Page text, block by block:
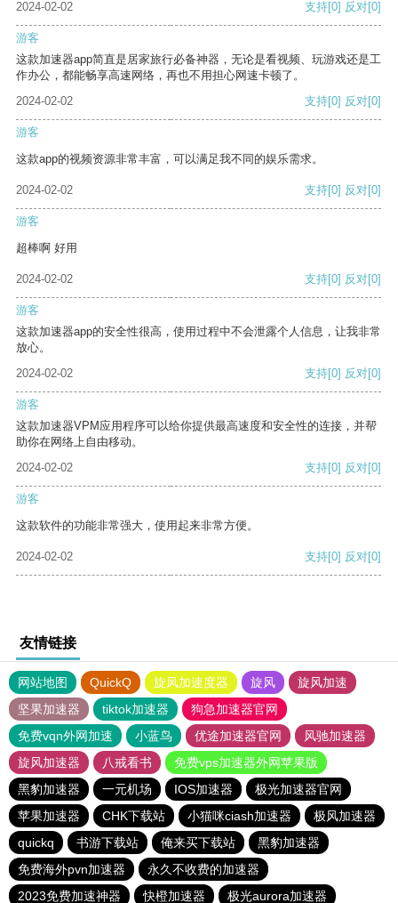
2024-02-02 支持[0] 反对[0]
游客
这款加速器app简直是居家旅行必备神器，无论是看视频、玩游戏还是工
作办公，都能畅享高速网络，再也不用担心网速卡顿了。
2024-02-02
支持[0] 反对[0]
游客
这款app的视频资源非常丰富，可以满足我不同的娱乐需求。
2024-02-02 支持[0] 反对[0]
游客
超棒啊 好用
2024-02-02 支持[0] 反对[0]
游客
这款加速器app的安全性很高，使用过程中不会泄露个人信息，让我非常
放心。
2024-02-02
支持[0] 反对[0]
游客
这款加速器VPM应用程序可以给你提供最高速度和安全性的连接，并帮
助你在网络上自由移动。
2024-02-02
支持[0] 反对[0]
游客
这款软件的功能非常强大，使用起来非常方便。
2024-02-02 支持[0] 反对[0]
友情链接
网站地图 QuickQ 旋风加速度器 旋风
旋风加速
坚果加速器
tiktok加速器
狗急加速器官网
免费vqn外网加速
小蓝鸟 优途加速器官网
风驰加速器
旋风加速器
八戒看书
免费vps加速器外网苹果版
黑豹加速器
一元机场 IOS加速器
极光加速器官网
苹果加速器
CHK下载站 小猫咪ciash加速器
极风加速器
quickq
书游下载站 俺来买下载站
黑豹加速器
免费海外pvn加速器
永久不收费的加速器
2023免费加速神器
快橙加速器 极光aurora加速器